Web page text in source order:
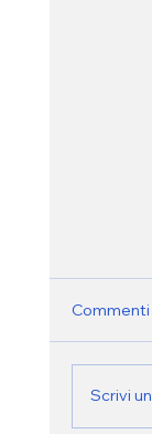
Commenti
Scrivi